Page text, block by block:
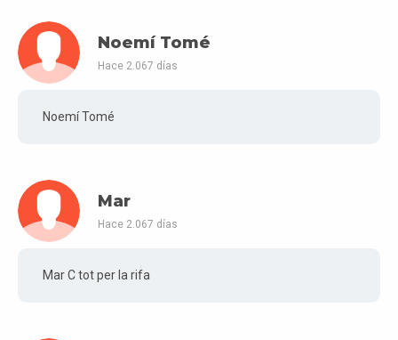
Noemí Tomé
Hace 2.067 días
Noemí Tomé
Mar
Hace 2.067 días
Mar C tot per la rifa